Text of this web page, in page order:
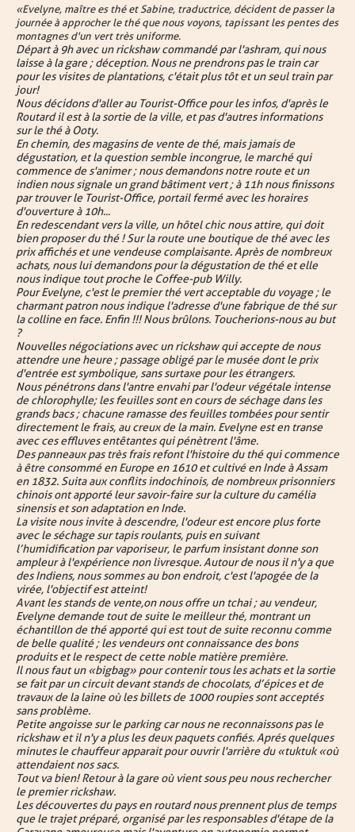
« Evelyne, maître es thé et Sabine, traductrice, décident de passer la
journée à approcher le thé que nous voyons, tapissant les pentes des
montagnes d'un vert très uniforme.
Départ à 9h avec un rickshaw commandé par l'ashram, qui nous
laisse à la gare ; déception. Nous ne prendrons pas le train car
pour les visites de plantations, c'était plus tôt et un seul train par
jour !
Nous décidons d'aller au Tourist-Office pour les infos, d'après le
Routard il est à la sortie de la ville, et pas d'autres informations
sur le thé à Ooty.
En chemin, des magasins de vente de thé, mais jamais de
dégustation, et la question semble incongrue, le marché qui
commence de s'animer ; nous demandons notre route et un
indien nous signale un grand bâtiment vert ; à 11h nous finissons
par trouver le Tourist-Office, portail fermé avec les horaires
d'ouverture à 10h...
En redescendant vers la ville, un hôtel chic nous attire, qui doit
bien proposer du thé ! Sur la route une boutique de thé avec les
prix affichés et une vendeuse complaisante. Après de nombreux
achats, nous lui demandons pour la dégustation de thé et elle
nous indique tout proche le Coffee-pub Willy.
Pour Evelyne, c'est le premier thé vert acceptable du voyage ; le
charmant patron nous indique l'adresse d'une fabrique de thé sur
la colline en face. Enfin !!! Nous brûlons. Toucherions-nous au but
?
Nouvelles négociations avec un rickshaw qui accepte de nous
attendre une heure ; passage obligé par le musée dont le prix
d'entrée est symbolique, sans surtaxe pour les étrangers.
Nous pénétrons dans l'antre envahi par l'odeur végétale intense
de chlorophylle ; les feuilles sont en cours de séchage dans les
grands bacs ; chacune ramasse des feuilles tombées pour sentir
directement le frais, au creux de la main. Evelyne est en transe
avec ces effluves entêtantes qui pénètrent l'âme.
Des panneaux pas très frais refont l'histoire du thé qui commence
à être consommé en Europe en 1610 et cultivé en Inde à Assam
en 1832. Suita aux conflits indochinois, de nombreux prisonniers
chinois ont apporté leur savoir-faire sur la culture du camélia
sinensis et son adaptation en Inde.
La visite nous invite à descendre, l'odeur est encore plus forte
avec le séchage sur tapis roulants, puis en suivant
l’humidification par vaporiseur, le parfum insistant donne son
ampleur à l'expérience non livresque. Autour de nous il n'y a que
des Indiens, nous sommes au bon endroit, c'est l'apogée de la
virée, l'objectif est atteint !
Avant les stands de vente,on nous offre un tchai ; au vendeur,
Evelyne demande tout de suite le meilleur thé, montrant un
échantillon de thé apporté qui est tout de suite reconnu comme
de belle qualité ; les vendeurs ont connaissance des bons
produits et le respect de cette noble matière première.
Il nous faut un « bigbag » pour contenir tous les achats et la sortie
se fait par un circuit devant stands de chocolats, d’épices et de
travaux de la laine où les billets de 1000 roupies sont acceptés
sans problème.
Petite angoisse sur le parking car nous ne reconnaissons pas le
rickshaw et il n'y a plus les deux paquets confiés. Aprés quelques
minutes le chauffeur apparait pour ouvrir l'arrière du « tuktuk « où
attendaient nos sacs.
Tout va bien ! Retour à la gare où vient sous peu nous rechercher
le premier rickshaw.
Les découvertes du pays en routard nous prennent plus de temps
que le trajet préparé, organisé par les responsables d'étape de la